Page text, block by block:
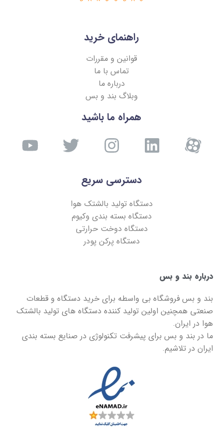
راهنمای خرید
قوانین و مقررات
تماس با ما
درباره ما
وبلاگ بند و بس
همراه ما باشید
دسترسی سریع
دستگاه تولید بالشتک هوا
دستگاه بسته بندی وکیوم
دستگاه دوخت حرارتی
دستگاه پرکن پودر
درباره بند و بس
بند و بس فروشگاه بی واسطه برای خرید دستگاه و قطعات
صنعتی همچنین اولین تولید کننده دستگاه های تولید بالشتک
هوا در ایران.
ما در بند و بس برای پیشرفت تکنولوژی در صنایع بسته بندی
ایران در تلاشیم.